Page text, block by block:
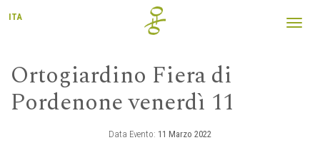
ITA
Ortogiardino Fiera di
Pordenone venerdì 11
Data Evento: 11 Marzo 2022